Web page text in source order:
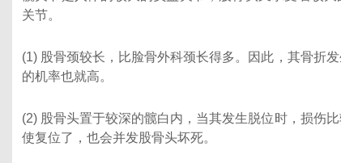
关节。
(1) 股骨颈较长，比脸骨外科颈长得多。因此，其骨折
的机率也就高。
(2) 股骨头置于较深的髋白内，当其发生脱位时，损伤
使复位了，也会并发股骨头坏死。